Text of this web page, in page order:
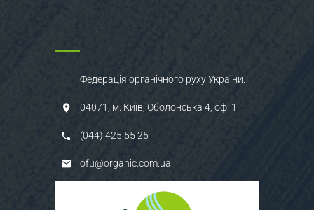
Федерація органічного руху України.
04071, м. Київ, Оболонська 4, оф. 1
(044) 425 55 25
ofu@organic.com.ua